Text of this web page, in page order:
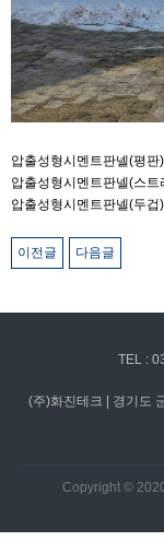
압출성형시멘트판넬(평판
압출성형시멘트판넬(스
압출성형시멘트판
이전글 다음글
TEL :
(주)화진테크 | 경기도
Copyright ©